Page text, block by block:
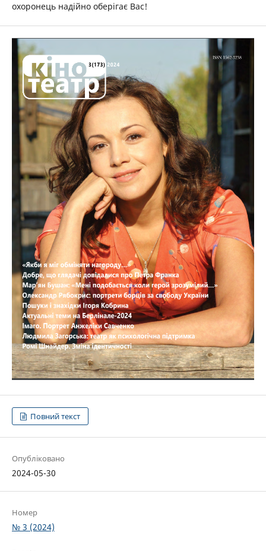
охоронець надійно оберігає Вас!
Повний текст
Опубліковано
2024-05-30
Номер
№ 3 (2024)